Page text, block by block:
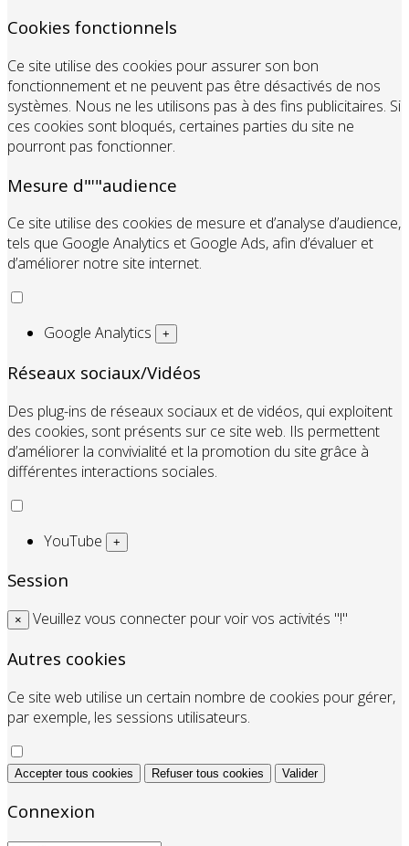
Cookies fonctionnels
Ce site utilise des cookies pour assurer son bon
fonctionnement et ne peuvent pas être désactivés de nos
systèmes. Nous ne les utilisons pas à des fins publicitaires. Si
ces cookies sont bloqués, certaines parties du site ne
pourront pas fonctionner.
Mesure d"'"audience
Ce site utilise des cookies de mesure et d’analyse d’audience,
tels que Google Analytics et Google Ads, afin d’évaluer et
d’améliorer notre site internet.
Google Analytics +
Réseaux sociaux/Vidéos
Des plug-ins de réseaux sociaux et de vidéos, qui exploitent
des cookies, sont présents sur ce site web. Ils permettent
d’améliorer la convivialité et la promotion du site grâce à
différentes interactions sociales.
YouTube +
Session
× Veuillez vous connecter pour voir vos activités "!"
Autres cookies
Ce site web utilise un certain nombre de cookies pour gérer,
par exemple, les sessions utilisateurs.
Accepter tous cookies Refuser tous cookies Valider
Connexion